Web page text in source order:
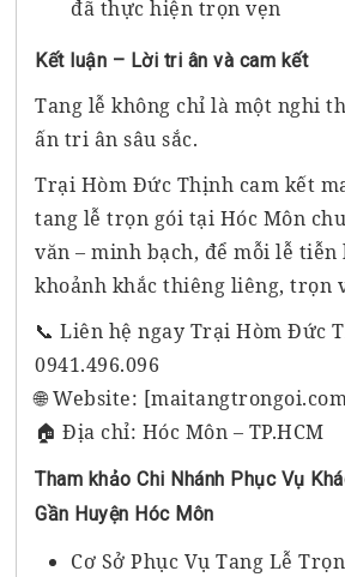
đã thực hiện trọn vẹn
Kết luận – Lời tri ân và cam kết
Tang lễ không chỉ là một nghi
ấn tri ân sâu sắc.
Trại Hòm Đức Thịnh cam kết
tang lễ trọn gói tại Hóc Môn
văn – minh bạch, để mỗi lễ
khoảnh khắc thiêng liêng, trọn
📞 Liên hệ ngay Trại Hòm Đức
0941.496.096
🌐 Website:
🏠 Địa chỉ: Hóc Môn – TP.HCM
Tham khảo Chi Nhánh Phục Vụ
Gần Huyện Hóc Môn
Cơ Sở Phục Vụ Tang Lễ